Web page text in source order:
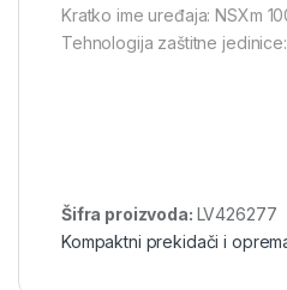
Kratko ime uređaja: NSXm
Tehnologija zaštitne
Šifra proizvoda: LV426277
Kompaktni prekidači i